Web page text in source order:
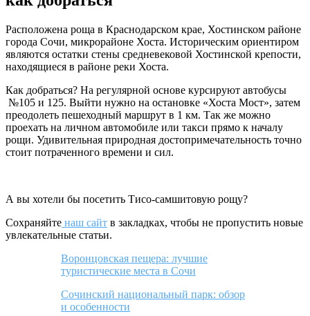
Расположена роща в Краснодарском крае, Хостинском районе
города Сочи, микрорайоне Хоста. Историческим ориентиром
являются остатки стены средневековой Хостинской крепости,
находящиеся в районе реки Хоста.
Как добраться? На регулярной основе курсируют автобусы
№105 и 125. Выйти нужно на остановке «Хоста Мост», затем
преодолеть пешеходный маршрут в 1 км. Так же можно
проехать на личном автомобиле или такси прямо к началу
рощи. Удивительная природная достопримечательность точно
стоит потраченного времени и сил.
А вы хотели бы посетить Тисо-самшитовую рощу?
Сохраняйте наш сайт в закладках, чтобы не пропустить новые
увлекательные статьи.
Воронцовская пещера: лучшие
туристические места в Сочи
Сочинский национальный парк: обзор
и особенности